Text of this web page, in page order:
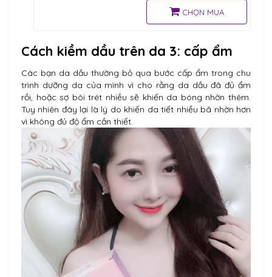
giúp tái tạo hệ thống
CHỌN MUA
Cách kiềm dầu trên da 3: cấp ẩm
Các bạn da dầu thường bỏ qua bước cấp ẩm trong chu
trình dưỡng da của mình vì cho rằng da dầu đã đủ ẩm
rồi, hoặc sợ bôi trét nhiều sẽ khiến da bóng nhờn thêm.
Tuy nhiên đây lại là lý do khiến da tiết nhiều bã nhờn hơn
vì không đủ độ ẩm cần thiết.